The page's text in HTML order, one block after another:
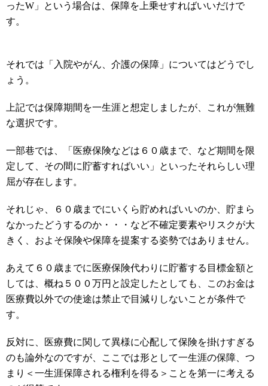
ったW」という場合は、保障を上乗せすればいいだけで
す。
それでは「入院やがん、介護の保障」についてはどうでし
ょう。
上記では保障期間を一生涯と想定しましたが、これが無難
な選択です。
一部巷では、「医療保険などは６０歳まで、など期間を限
定して、その間に貯蓄すればいい」といったそれらしい理
屈が存在します。
それじゃ、６０歳までにいくら貯めればいいのか、貯まら
なかったどうするのか・・・など不確定要素やリスクが大
きく、およそ保険や保障を提案する姿勢ではありません。
あえて６０歳までに医療保険代わりに貯蓄する目標金額と
しては、概ね５００万円と設定したとしても、このお金は
医療費以外での使途は禁止で目減りしないことが条件で
す。
反対に、医療費に関して異様に心配して保険を掛けすぎる
のも論外なのですが、ここでは形として一生涯の保障、つ
まり＜一生涯保障される権利を得る＞ことを第一に考える